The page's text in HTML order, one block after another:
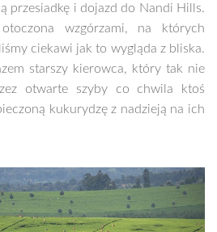
przesiadkę i dojazd do Nandi Hills.
wzgórzami, na których
ciekawi jak to wygląda z bliska.
starszy kierowca, który tak nie
otwarte szyby co chwila ktoś
kukurydzę z nadzieją na ich